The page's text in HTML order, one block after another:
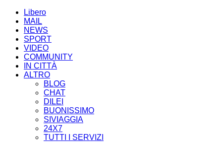
Libero
MAIL
NEWS
SPORT
VIDEO
COMMUNITY
IN CITTÀ
ALTRO
BLOG
CHAT
DILEI
BUONISSIMO
SIVIAGGIA
24X7
TUTTI I SERVIZI